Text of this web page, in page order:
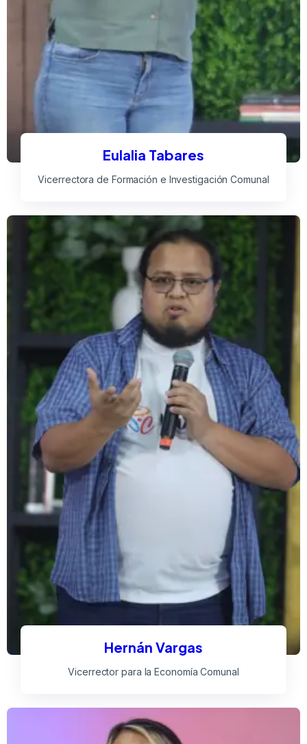
Eulalia Tabares
Vicerrectora de Formación e Investigación Comunal
Hernán Vargas
Vicerrector para la Economía Comunal